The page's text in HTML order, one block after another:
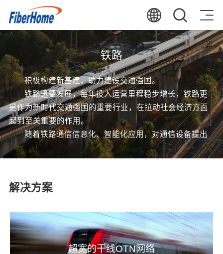
铁路
积极构建新基建，助力建设交通强国。
铁路迅猛发展，每年投入运营里程稳步增长，铁路更
是作为新时代交通强国的重要行业，在拉动社会经济方面
起到至关重要的作用。
随着铁路通信信息化、智能化应用，对通信设备提出
更严峻的考验，烽火通信深耕铁路行业十数年，对铁路通
信系统提出完善的解决方案，提供光缆、承载网等全系列
解决方案
超宽的干线OTN网络